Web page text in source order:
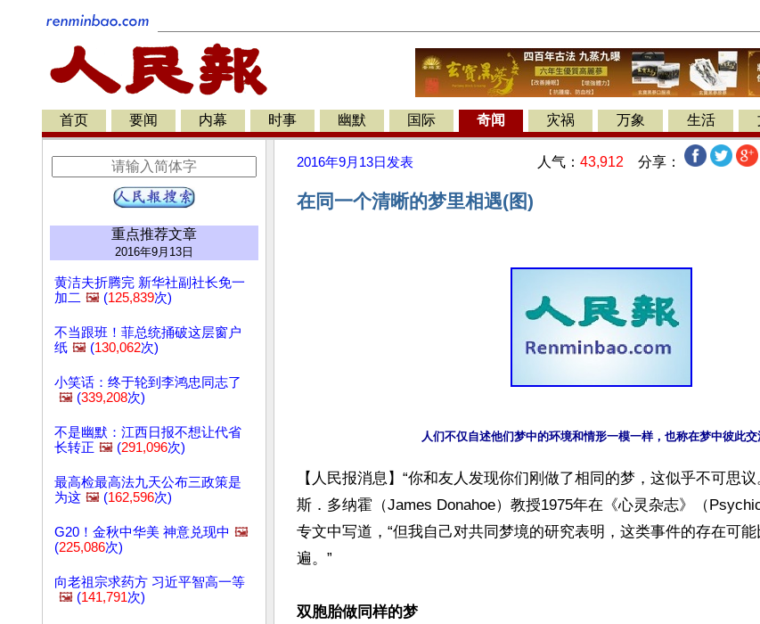
首页 要闻 内幕 时事 幽默 国际 奇闻 灾祸 万象 生活
重点推荐文章
2016年9月13日
黄洁夫折腾完 新华社副社长免一
加二 🖼️ (125,839次)
不当跟班！菲总统捅破这层窗户
纸 🖼️ (130,062次)
小笑话：终于轮到李鸿忠同志了
🖼️ (339,208次)
不是幽默：江西日报不想让代省
长转正 🖼️ (291,096次)
最高检最高法九天公布三政策是
为这 🖼️ (162,596次)
G20！金秋中华美 神意兑现中 🖼️
(225,086次)
向老祖宗求药方 习近平智高一等
🖼️ (141,791次)
2016年9月13日 发表 人气： 43,912 分享：
在同一个清晰的梦里相遇(图)
【人民报消息】“你和友人发现你们刚做了相同的梦，这似乎不可思
斯．多纳霍（James Donahoe）教授1975年在《心灵杂志》（
专文中写道，“但我自己对共同梦境的研究表明，这类事件的存在可
遍。”
双胞胎做同样的梦